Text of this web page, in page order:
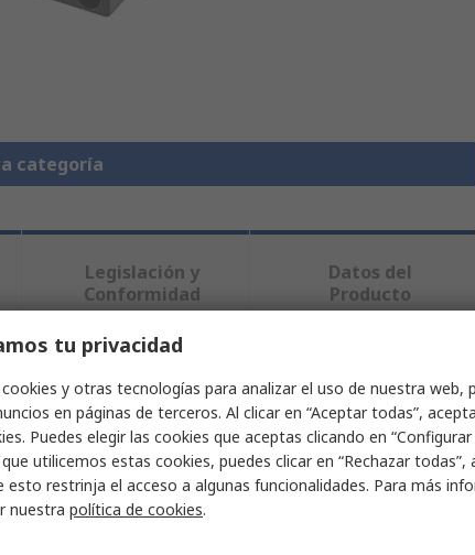
categoría
Legislación y
Conformidad
Datos del
Producto
uno o varios atributos.
Valor
HARWIN
Kit de conectores de PCB
tu privacidad
y otras tecnologías para analizar el uso de nuestra web,
en páginas de terceros. Al clicar en “Aceptar todas”,
Puedes elegir las cookies que aceptas clicando en “Configurar
utilicemos estas cookies, puedes clicar en “Rechazar todas”,
esto restrinja el acceso a algunas funcionalidades. Para más
nuestra política de cookies.